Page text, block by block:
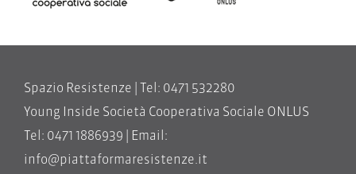
Spazio Resistenze | Tel: 0471 532280
Young Inside Società Cooperativa Sociale ONLUS
Tel: 0471 1886939 | Email:
info@piattaformaresistenze.it